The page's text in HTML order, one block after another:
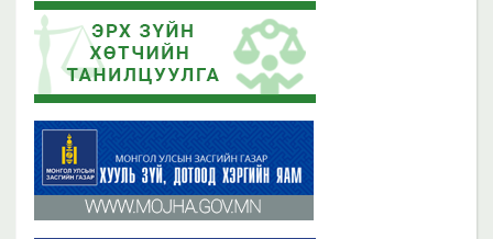
Эрх зүйн хөтчийн цахим сургалтын платформ /elearn.nli.gov.mn/ -д
байршсан сургалтын жагсаалттай танилцана уу
2023 оны 11 сарын 02
Бүх мэдээ
Эрх зүйн хөтөч бэлтгэх сургалтын хөтөлбөр
2019 оны 06 сарын 21